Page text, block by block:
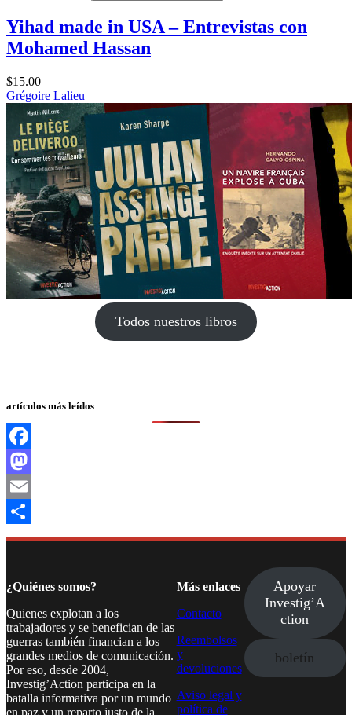
Yihad made in USA – Entrevistas con
Mohamed Hassan
$15.00
Grégoire Lalieu
Todos nuestros libros
artículos más leídos
Facebook
Mastodon
Email
Compartir
¿Quiénes somos?
Quienes explotan a los
trabajadores y se benefician de las
guerras también financian a los
grandes medios de comunicación.
Por eso, desde 2004,
Investig’Action participa en la
batalla informativa por un mundo
en paz y un reparto justo de la
Más enlaces
Contacto
Reembolsos
y
devoluciones
Aviso legal y
política de
Apoyar
Investig’A
ction
boletín